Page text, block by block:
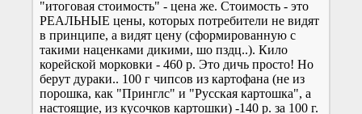
"итоговая стоимость" - цена же. Стоимость - это
РЕАЛЬНЫЕ цены, которых потребители не видят
в принципе, а видят цену (сформированную с
такими наценками дикими, шо пздц..). Кило
корейской морковки - 460 р. Это дичь просто! Но
берут дураки.. 100 г чипсов из картофана (не из
порошка, как "Принглс" и "Русская картошка", а
настоящие, из кусочков картошки) -140 р. за 100 г.